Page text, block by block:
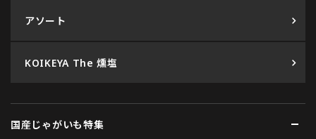
アソート
KOIKEYA The 燻塩
国産じゃがいも特集